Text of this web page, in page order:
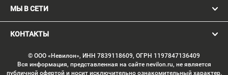
МЫ В СЕТИ
КОНТАКТЫ
© ООО «Невилон», ИНН 7839118609, ОГРН 1197847136409
Вся информация, представленная на сайте nevilon.ru, не является
публичной офертой и носит исключительно ознакомительный характер.